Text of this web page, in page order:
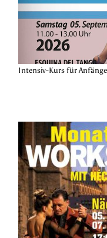
Intensiv-Kurs für